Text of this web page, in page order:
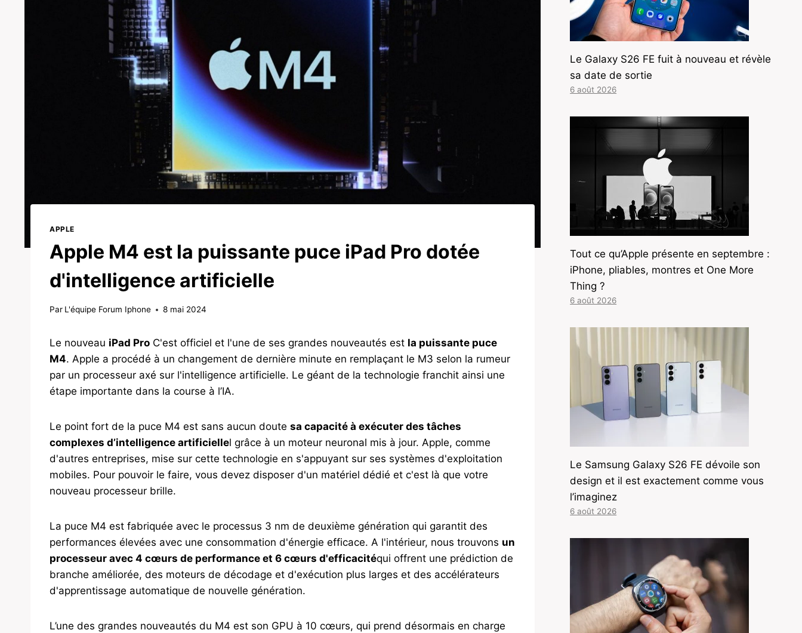
APPLE
Apple M4 est la puissante puce iPad Pro dotée
d'intelligence artificielle
Par L'équipe Forum Iphone 8 mai 2024
Le nouveau iPad Pro C'est officiel et l'une de ses grandes nouveautés est la puissante puce
M4. Apple a procédé à un changement de dernière minute en remplaçant le M3 selon la rumeur
par un processeur axé sur l'intelligence artificielle. Le géant de la technologie franchit ainsi une
étape importante dans la course à l’IA.
Le point fort de la puce M4 est sans aucun doute sa capacité à exécuter des tâches
complexes d’intelligence artificiellel grâce à un moteur neuronal mis à jour. Apple, comme
d'autres entreprises, mise sur cette technologie en s'appuyant sur ses systèmes d'exploitation
mobiles. Pour pouvoir le faire, vous devez disposer d'un matériel dédié et c'est là que votre
nouveau processeur brille.
La puce M4 est fabriquée avec le processus 3 nm de deuxième génération qui garantit des
performances élevées avec une consommation d'énergie efficace. A l'intérieur, nous trouvons un
processeur avec 4 cœurs de performance et 6 cœurs d'efficacitéqui offrent une prédiction de
branche améliorée, des moteurs de décodage et d'exécution plus larges et des accélérateurs
d'apprentissage automatique de nouvelle génération.
L’une des grandes nouveautés du M4 est son GPU à 10 cœurs, qui prend désormais en charge
Le Galaxy S26 FE fuit à nouveau et révèle
sa date de sortie
6 août 2026
Tout ce qu’Apple présente en septembre :
iPhone, pliables, montres et One More
Thing ?
6 août 2026
Le Samsung Galaxy S26 FE dévoile son
design et il est exactement comme vous
l’imaginez
6 août 2026